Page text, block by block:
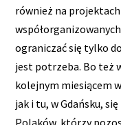
również na
ograniczać się tylko
jest potrzeba. Bo też
kolejnym miesiącem
jak i tu, w Gdańsku,
Polaków, którzy